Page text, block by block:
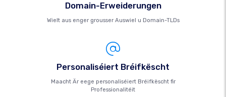
Domain-Erweiderungen
Wielt aus enger grousser Auswiel u Domain-TLDs
Personaliséiert Bréifkëscht
Maacht Är eege personaliséiert Bréifkëscht fir
Professionalitéit